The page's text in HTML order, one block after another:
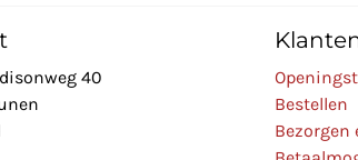
40
Bestellen
Bezorgen